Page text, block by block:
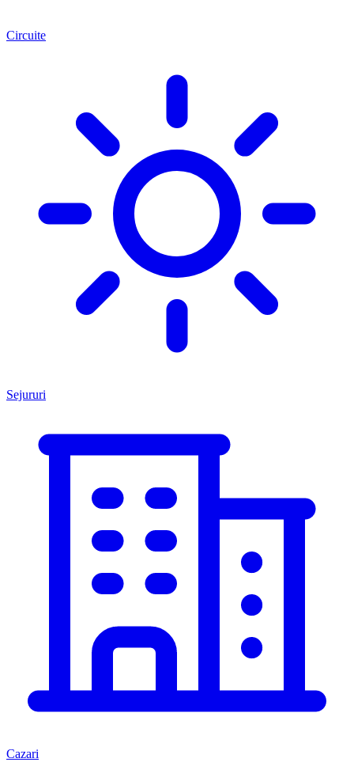
Circuite
Sejururi
Cazari